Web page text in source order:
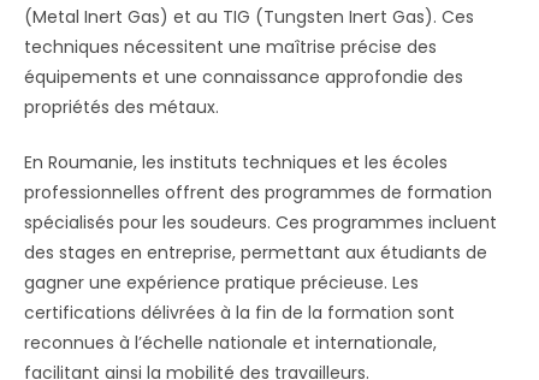
(Metal Inert Gas) et au TIG (Tungsten Inert Gas). Ces
techniques nécessitent une maîtrise précise des
équipements et une connaissance approfondie des
propriétés des métaux.
En Roumanie, les instituts techniques et les écoles
professionnelles offrent des programmes de formation
spécialisés pour les soudeurs. Ces programmes incluent
des stages en entreprise, permettant aux étudiants de
gagner une expérience pratique précieuse. Les
certifications délivrées à la fin de la formation sont
reconnues à l’échelle nationale et internationale,
facilitant ainsi la mobilité des travailleurs.